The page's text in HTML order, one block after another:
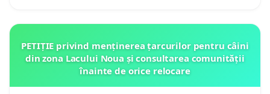
PETIȚIE privind menținerea țarcurilor pentru câini
din zona Lacului Noua și consultarea comunității
înainte de orice relocare